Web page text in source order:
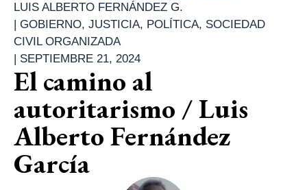
LUIS ALBERTO FERNÁNDEZ G.
GOBIERNO, JUSTICIA, POLÍTICA, SOCIEDAD
CIVIL ORGANIZADA
SEPTIEMBRE 21, 2024
El camino al
autoritarismo / Luis
Alberto Fernández
García